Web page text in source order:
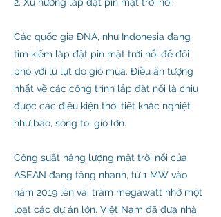
Các quốc gia ĐNA, như Indonesia đang
tìm kiếm lắp đặt pin mặt trời nổi để đối
phó với lũ lụt do gió mùa. Điều ấn tượng
nhất về các công trình lắp đặt nổi là chịu
được các điều kiện thời tiết khắc nghiệt
như bão, sóng to, gió lớn.
Công suất năng lượng mặt trời nổi của
ASEAN đang tăng nhanh, từ 1 MW vào
năm 2019 lên vài trăm megawatt nhờ một
loạt các dự án lớn. Việt Nam đã đưa nhà